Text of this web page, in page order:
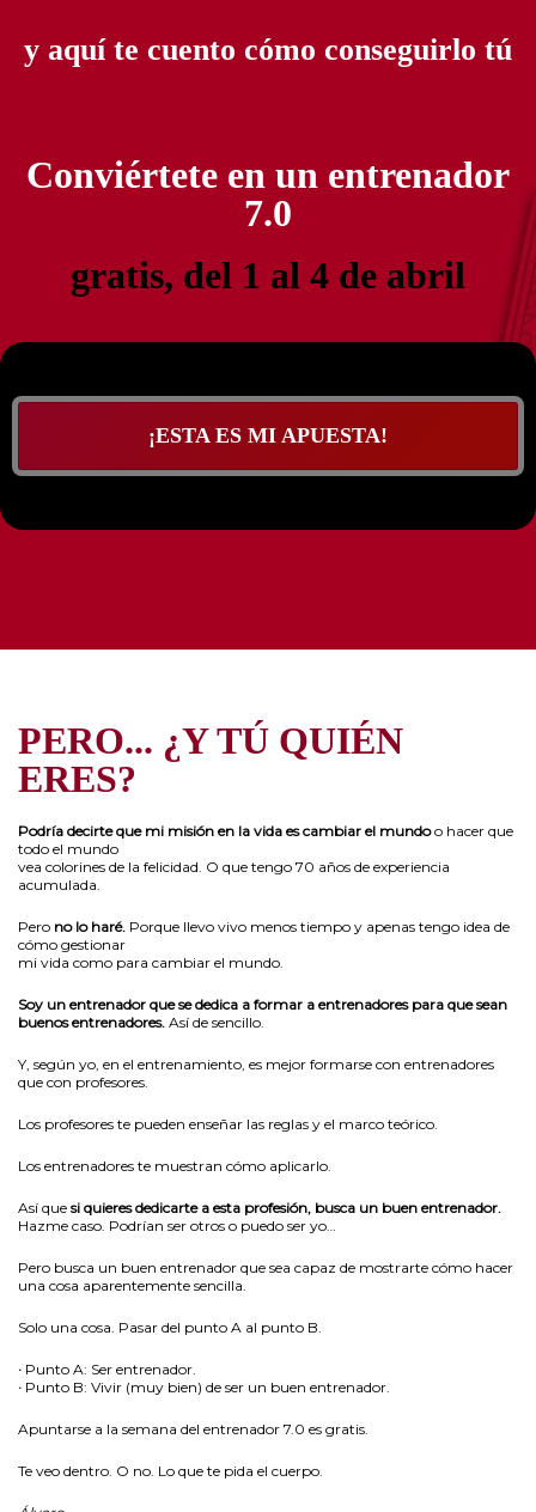
y aquí te cuento cómo conseguirlo tú
Conviértete en un entrenador
7.0
gratis, del 1 al 4 de abril
¡ESTA ES MI APUESTA!
PERO... ¿Y TÚ QUIÉN
ERES?
Podría decirte que mi misión en la vida es cambiar el mundoo hacer que
todo el mundo
vea colorines de la felicidad. O que tengo 70 años de experiencia
acumulada.
Pero no lo haré. Porque llevo vivo menos tiempo y apenas tengo idea de
cómo gestionar
mi vida como para cambiar el mundo.
Soy un entrenador que se dedica a formar a entrenadores para que sean
buenos entrenadores. Así de sencillo.
Y, según yo, en el entrenamiento, es mejor formarse con entrenadores
que con profesores.
Los profesores te pueden enseñar las reglas y el marco teórico.
Los entrenadores te muestran cómo aplicarlo.
Así que si quieres dedicarte a esta profesión, busca un buen entrenador.
Hazme caso. Podrían ser otros o puedo ser yo…
Pero busca un buen entrenador que sea capaz de mostrarte cómo hacer
una cosa aparentemente sencilla.
Solo una cosa. Pasar del punto A al punto B.
· Punto A: Ser entrenador.
· Punto B: Vivir (muy bien) de ser un buen entrenador.
Apuntarse a la semana del entrenador 7.0 es gratis.
Te veo dentro. O no. Lo que te pida el cuerpo.